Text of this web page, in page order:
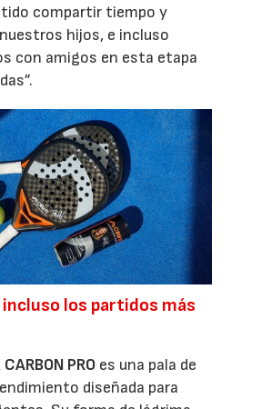
compartir tiempo y
hijos, e incluso
con amigos en esta etapa
incluso los partidos más
PRO es una pala de
diseñada para